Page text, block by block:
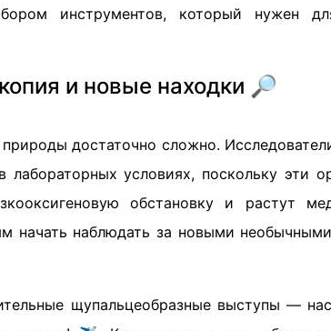
инструментов, который нужен
и новые находки 🔎
достаточно сложно.
условиях, поскольку эти
обстановку и растут
начать наблюдать за новыми
щупальцеобразные выступы —